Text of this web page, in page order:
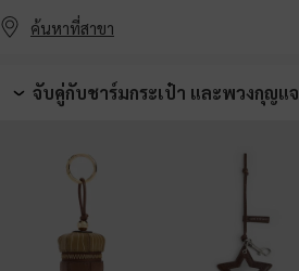
ค้นหาที่สาขา
จับคู่กับชาร์มกระเป๋า และพวงกุญแจ